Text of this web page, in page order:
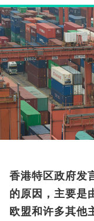
香港特区政府发
的原因，主要是
欧盟和许多其他